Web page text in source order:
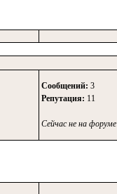
Сообщений: 3
Репутация: 11
Сейчас не на форуме